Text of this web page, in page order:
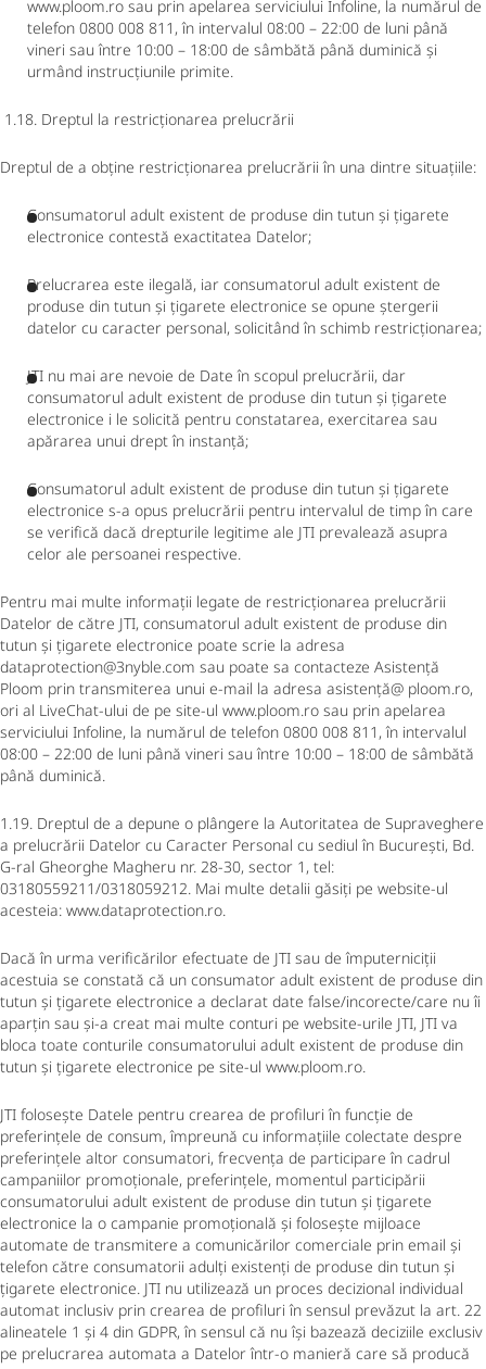
www.ploom.ro sau prin apelarea serviciului Infoline, la numărul de
telefon 0800 008 811, în intervalul 08:00 – 22:00 de luni până
vineri sau între 10:00 – 18:00 de sâmbătă până duminică și
urmând instrucțiunile primite.
1.18. Dreptul la restricționarea prelucrării
Dreptul de a obține restricționarea prelucrării în una dintre situațiile:
Consumatorul adult existent de produse din tutun și țigarete
electronice contestă exactitatea Datelor;
Prelucrarea este ilegală, iar consumatorul adult existent de
produse din tutun și țigarete electronice se opune ștergerii
datelor cu caracter personal, solicitând în schimb restricționarea;
JTI nu mai are nevoie de Date în scopul prelucrării, dar
consumatorul adult existent de produse din tutun și țigarete
electronice i le solicită pentru constatarea, exercitarea sau
apărarea unui drept în instanță;
Consumatorul adult existent de produse din tutun și țigarete
electronice s-a opus prelucrării pentru intervalul de timp în care
se verifică dacă drepturile legitime ale JTI prevalează asupra
celor ale persoanei respective.
Pentru mai multe informații legate de restricționarea prelucrării
Datelor de către JTI, consumatorul adult existent de produse din
tutun și țigarete electronice poate scrie la adresa
dataprotection@3nyble.com sau poate sa contacteze Asistență
Ploom prin transmiterea unui e-mail la adresa asistență@ ploom.ro,
ori al LiveChat-ului de pe site-ul www.ploom.ro sau prin apelarea
serviciului Infoline, la numărul de telefon 0800 008 811, în intervalul
08:00 – 22:00 de luni până vineri sau între 10:00 – 18:00 de sâmbătă
până duminică.
1.19. Dreptul de a depune o plângere la Autoritatea de Supraveghere
a prelucrării Datelor cu Caracter Personal cu sediul în București, Bd.
G-ral Gheorghe Magheru nr. 28-30, sector 1, tel:
03180559211/0318059212. Mai multe detalii găsiți pe website-ul
acesteia: www.dataprotection.ro.
Dacă în urma verificărilor efectuate de JTI sau de împuterniciții
acestuia se constată că un consumator adult existent de produse din
tutun și țigarete electronice a declarat date false/incorecte/care nu îi
aparțin sau și-a creat mai multe conturi pe website-urile JTI, JTI va
bloca toate conturile consumatorului adult existent de produse din
tutun și țigarete electronice pe site-ul www.ploom.ro.
JTI folosește Datele pentru crearea de profiluri în funcție de
preferințele de consum, împreună cu informațiile colectate despre
preferințele altor consumatori, frecvența de participare în cadrul
campaniilor promoționale, preferințele, momentul participării
consumatorului adult existent de produse din tutun și țigarete
electronice la o campanie promoțională și folosește mijloace
automate de transmitere a comunicărilor comerciale prin email și
telefon către consumatorii adulți existenți de produse din tutun și
țigarete electronice. JTI nu utilizează un proces decizional individual
automat inclusiv prin crearea de profiluri în sensul prevăzut la art. 22
alineatele 1 și 4 din GDPR, în sensul că nu își bazează deciziile exclusiv
pe prelucrarea automata a Datelor într-o manieră care să producă